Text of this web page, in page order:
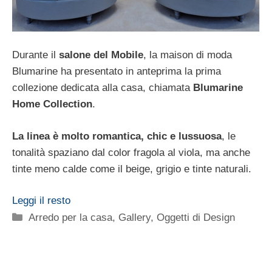
Durante il salone del Mobile, la maison di moda
Blumarine ha presentato in anteprima la prima
collezione dedicata alla casa, chiamata Blumarine
Home Collection.
La linea è molto romantica, chic e lussuosa, le
tonalità spaziano dal color fragola al viola, ma anche
tinte meno calde come il beige, grigio e tinte naturali.
Leggi il resto
Categorie
Arredo per la casa, Gallery,Oggetti di Design